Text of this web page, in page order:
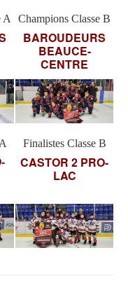
A Champions Classe B
BAROUDEURS
BEAUCE-
CENTRE
Finalistes Classe B
CASTOR 2 PRO-
LAC